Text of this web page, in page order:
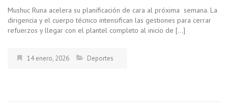
Mushuc Runa acelera su planificación de cara al próxima semana. La
dirigencia y el cuerpo técnico intensifican las gestiones para cerrar
refuerzos y llegar con el plantel completo al inicio de […]
14 enero, 2026 Deportes